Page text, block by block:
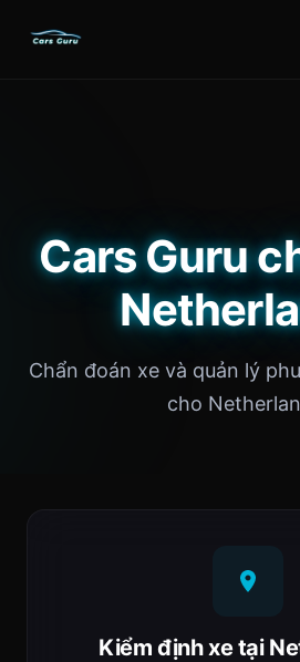
Cars Guru
Chẩn đoán xe và quản lý
cho
Kiểm định xe tại